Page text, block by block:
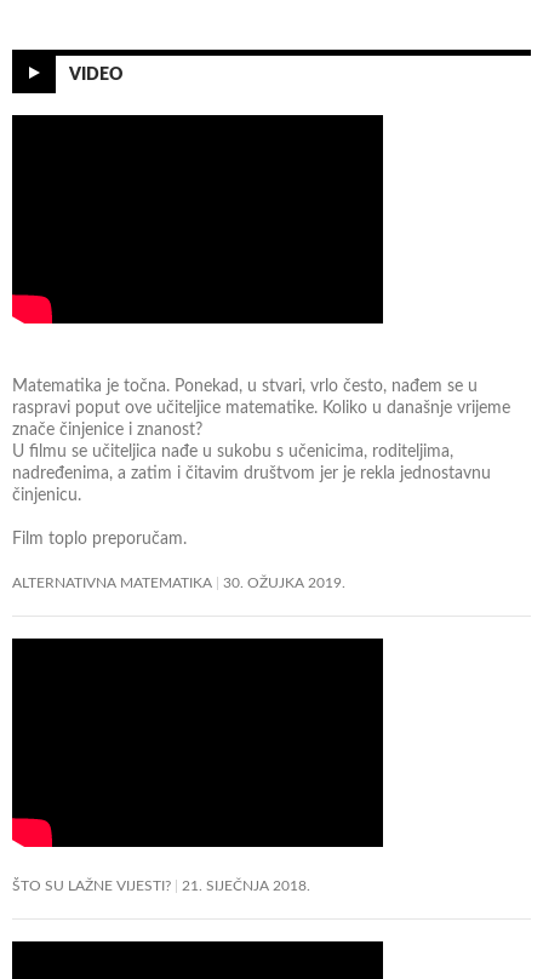
VIDEO
Matematika je točna. Ponekad, u stvari, vrlo često, nađem se u
raspravi poput ove učiteljice matematike. Koliko u današnje vrijeme
znače činjenice i znanost?
U filmu se učiteljica nađe u sukobu s učenicima, roditeljima,
nadređenima, a zatim i čitavim društvom jer je rekla jednostavnu
činjenicu.
Film toplo preporučam.
ALTERNATIVNA MATEMATIKA 30. OŽUJKA 2019.
ŠTO SU LAŽNE VIJESTI? 21. SIJEČNJA 2018.